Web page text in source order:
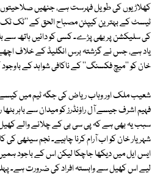
کھلاڑیوں کی طویل فہرست ہے، جنھیں صلاحیتوں
ٹیسٹ کے بہترین کیپٹن مصباح الحق کے ''ٹک ٹک''
کی سلیکشن پر بھی پڑے۔ کسی کو دائیں ہاتھ سے
یاد ہے، جس نے گزشتہ برس انگلیڈ کے خلاف
خان کو ''میچ فکسنگ'' کے ناکافی شواہد کے باوجود
شعیب ملک اور وہاب ریاض کی جگہ ٹیم میں
فہیم اشرف جیسے آل راؤنڈرز کو میدان سے باہر
سبب یہ بھی ہے کہ پی سی بی کے چلانے والے کھیل
شہریار خان کو اب آرام کرنا چاہیے۔ نجم سیٹھی
ایس ایل میں دیکھا جاچکا لیکن اس کے باجود
لیے اس کھیل سے وابستہ افراد کی ضرورت ہے۔